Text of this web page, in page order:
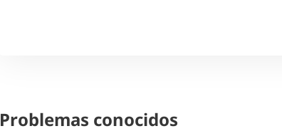
Problemas conocidos